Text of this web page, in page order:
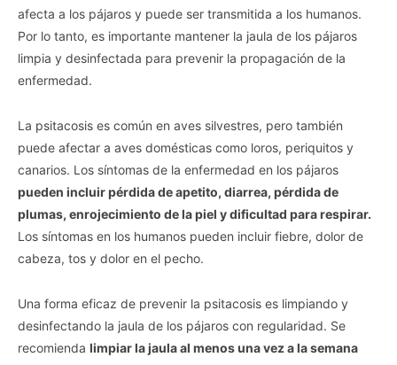
afecta a los pájaros y puede ser transmitida a los humanos.
Por lo tanto, es importante mantener la jaula de los pájaros
limpia y desinfectada para prevenir la propagación de la
enfermedad.
La psitacosis es común en aves silvestres, pero también
puede afectar a aves domésticas como loros, periquitos y
canarios. Los síntomas de la enfermedad en los pájaros
pueden incluir pérdida de apetito, diarrea, pérdida de
plumas, enrojecimiento de la piel y dificultad para respirar.
Los síntomas en los humanos pueden incluir fiebre, dolor de
cabeza, tos y dolor en el pecho.
Una forma eficaz de prevenir la psitacosis es limpiando y
desinfectando la jaula de los pájaros con regularidad. Se
recomienda limpiar la jaula al menos una vez a la semana